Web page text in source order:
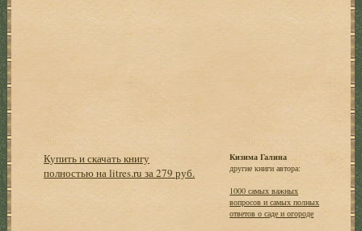
Купить и скачать книгу
полностью на litres.ru за 279 руб.
Кизима Галина
другие книги автора:
1000 самых важных
вопросов и самых полных
ответов о саде и огороде